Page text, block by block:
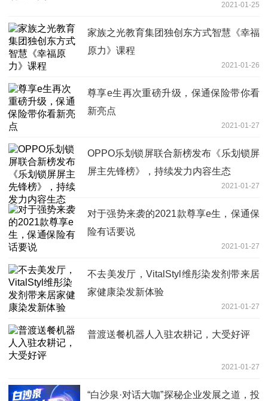
2021-01-25
家族之光教育集团独创东方式智慧《幸福
原力》课程
2021-01-26
尊享e生再次重磅升级，保通保险带你看
新亮点
2021-01-27
OPPO乐划锁屏联合新榜发布《乐划锁屏
屏主先锋榜》，持续发力内容生态
2021-01-27
对于强势来袭的2021款尊享e生，保通保
险有话要说
2021-01-27
不去美发厅，VitalStyl维彤染发剂带来居
家健康染发新体验
2021-01-27
普渡送餐机器人入驻农耕记，大受好评
2021-01-27
“白沙泉·对话大咖”探秘企业发展之道，投